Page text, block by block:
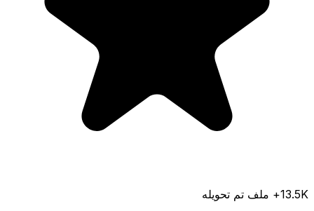
13.5K+ ملف تم تحويله